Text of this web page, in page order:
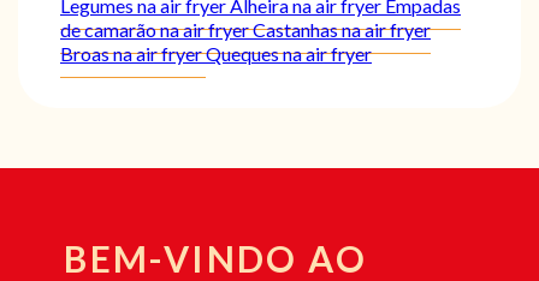
Legumes na air fryer Alheira na air fryer Empadas
de camarão na air fryerCastanhas na air fryer
Broas na air fryerQueques na air fryer
BEM-VINDO AO